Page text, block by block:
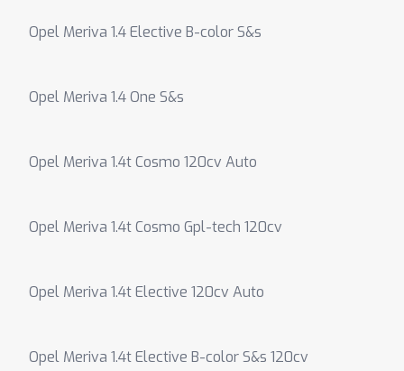
Opel Meriva 1.4 Elective B-color S&s
Opel Meriva 1.4 One S&s
Opel Meriva 1.4t Cosmo 120cv Auto
Opel Meriva 1.4t Cosmo Gpl-tech 120cv
Opel Meriva 1.4t Elective 120cv Auto
Opel Meriva 1.4t Elective B-color S&s 120cv